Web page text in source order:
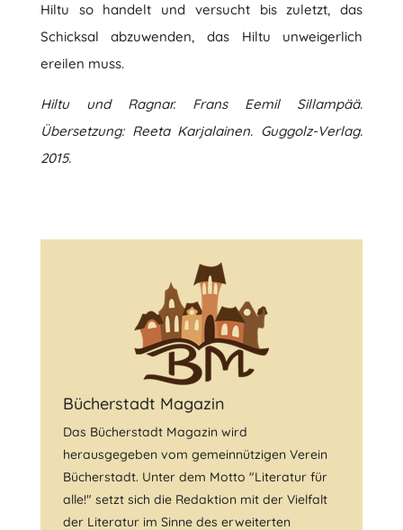
Hiltu so handelt und versucht bis zuletzt, das
Schicksal abzuwenden, das Hiltu unweigerlich
ereilen muss.
Hiltu und Ragnar. Frans Eemil Sillampää.
Übersetzung: Reeta Karjalainen. Guggolz-Verlag.
2015.
Bücherstadt Magazin
Das Bücherstadt Magazin wird
herausgegeben vom gemeinnützigen Verein
Bücherstadt. Unter dem Motto "Literatur für
alle!" setzt sich die Redaktion mit der Vielfalt
der Literatur im Sinne des erweiterten